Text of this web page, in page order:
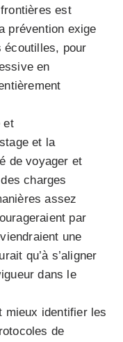
est
prévention exige
écoutilles, pour
en
et
et la
de voyager et
charges
assez
par
une
qu’à s’aligner
dans le
mieux identifier les
de